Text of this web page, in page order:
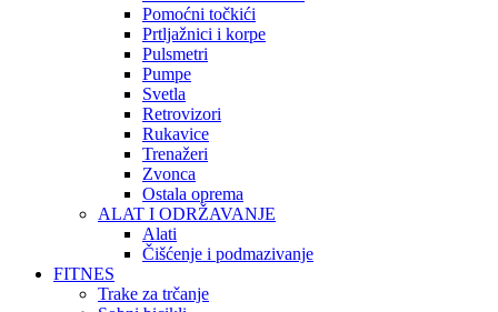
Pomoćni točkići
Prtljažnici i korpe
Pulsmetri
Pumpe
Svetla
Retrovizori
Rukavice
Trenažeri
Zvonca
Ostala oprema
ALAT I ODRŽAVANJE
Alati
Čišćenje i podmazivanje
FITNES
Trake za trčanje